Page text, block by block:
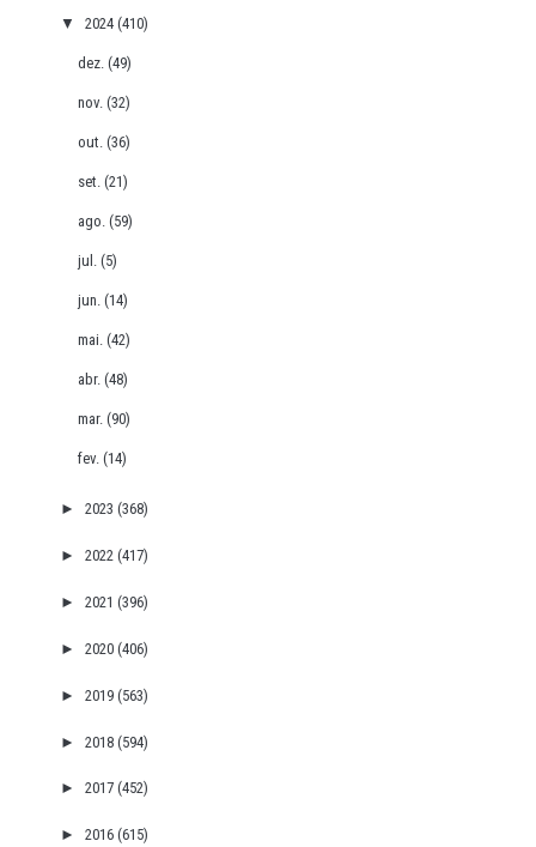
▼ 2024 (410)
dez.(49)
nov.(32)
out.(36)
set.(21)
ago.(59)
jul.(5)
jun.(14)
mai.(42)
abr.(48)
mar.(90)
fev.(14)
► 2023 (368)
► 2022 (417)
► 2021 (396)
► 2020 (406)
► 2019 (563)
► 2018 (594)
► 2017 (452)
► 2016 (615)